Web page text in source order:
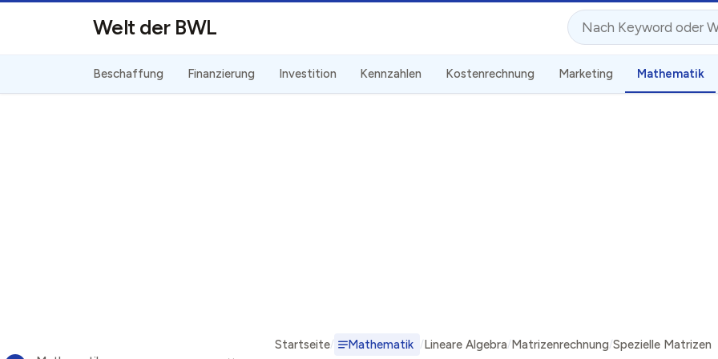
Welt der BWL Suche
Beschaffung Finanzierung Investition Kennzahlen Kostenrechnung Marketing Mathematik
Startseite Mathematik Lineare Algebra Matrizenrechnung Spezielle Matrizen